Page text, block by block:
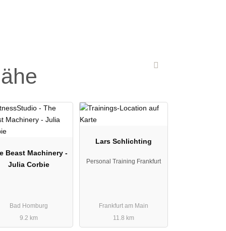
Beast Machinery -
Julia Corbie
Bad Homburg
9.2 km
Lars Schlichting
Personal Training Frankfurt
Frankfurt am Main
11.8 km